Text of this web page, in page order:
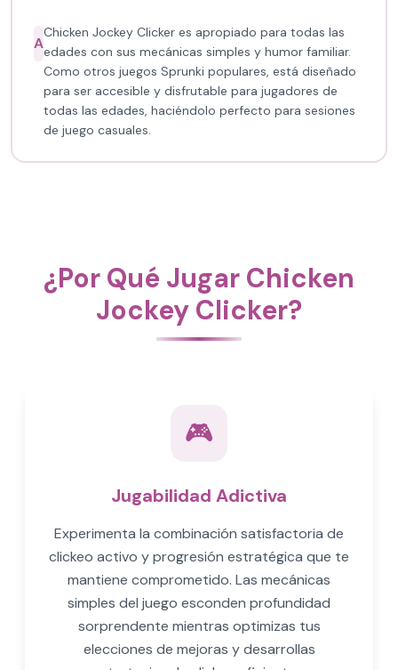
A
Chicken Jockey Clicker es apropiado para todas las
edades con sus mecánicas simples y humor familiar.
Como otros juegos Sprunki populares, está diseñado
para ser accesible y disfrutable para jugadores de
todas las edades, haciéndolo perfecto para sesiones
de juego casuales.
¿Por Qué Jugar Chicken
Jockey Clicker?
🎮
Jugabilidad Adictiva
Experimenta la combinación satisfactoria de
clickeo activo y progresión estratégica que te
mantiene comprometido. Las mecánicas
simples del juego esconden profundidad
sorprendente mientras optimizas tus
elecciones de mejoras y desarrollas